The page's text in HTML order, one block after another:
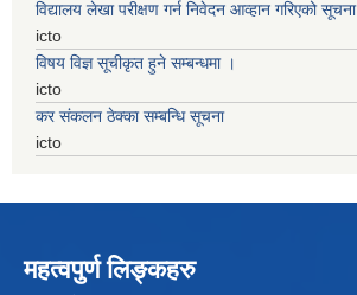
विद्यालय लेखा परीक्षण गर्न निवेदन आव्हान गरिएको सूचना
icto
विषय विज्ञ सूचीकृत हुने सम्बन्धमा ।
icto
कर संकलन ठेक्का सम्बन्धि सूचना
icto
महत्वपुर्ण लिङ्कहरु